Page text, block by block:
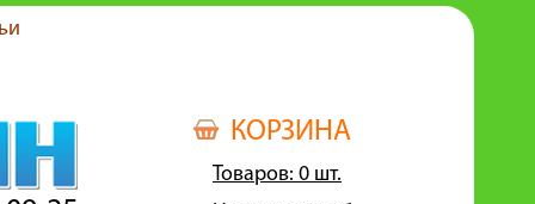
КОРЗИНА
Товаров: 0 шт.